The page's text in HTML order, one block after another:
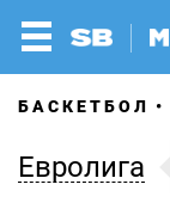
БАСКЕТБОЛ
Евролига